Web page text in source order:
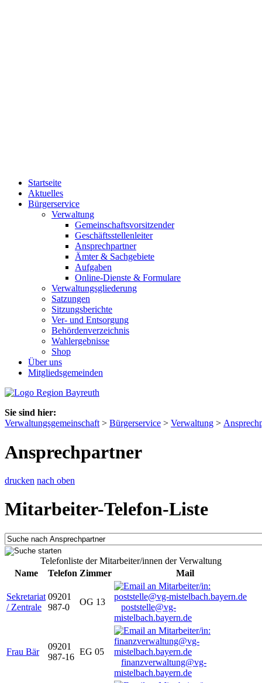
Startseite
Aktuelles
Bürgerservice
Verwaltung
Gemeinschaftsvorsitzender
Geschäftsstellenleiter
Ansprechpartner
Ämter & Sachgebiete
Aufgaben
Online-Dienste & Formulare
Verwaltungsgliederung
Satzungen
Sitzungsberichte
Ver- und Entsorgung
Behördenverzeichnis
Wahlergebnisse
Shop
Über uns
Mitgliedsgemeinden
Sie sind hier:
Verwaltungsgemeinschaft > Bürgerservice > Verwaltung >
Ansprechpartner
drucken nach oben
Mitarbeiter-Telefon-Liste
Telefonliste der Mitarbeiter/innen der Verwaltung
Name
Telefon Zimmer Mail
Sekretariat
/ Zentrale
09201
987-0
OG 13
poststelle@vg-
mistelbach.bayern.de
Frau Bär
09201
987-16
EG 05
finanzverwaltung@vg-
mistelbach.bayern.de